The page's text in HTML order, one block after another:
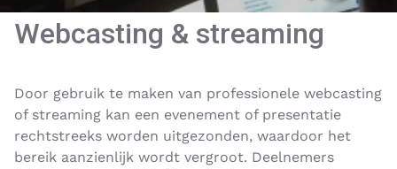
Webcasting & streaming
Door gebruik te maken van professionele webcasting
of streaming kan een evenement of presentatie
rechtstreeks worden uitgezonden, waardoor het
bereik aanzienlijk wordt vergroot. Deelnemers